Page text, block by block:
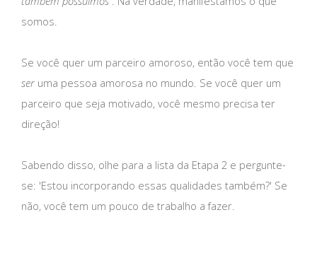
somos.
Se você quer um parceiro amoroso, então você tem que
ser uma pessoa amorosa no mundo. Se você quer um
parceiro que seja motivado, você mesmo precisa ter
direção!
Sabendo disso, olhe para a lista da Etapa 2 e pergunte-
se: 'Estou incorporando essas qualidades também?' Se
não, você tem um pouco de trabalho a fazer.